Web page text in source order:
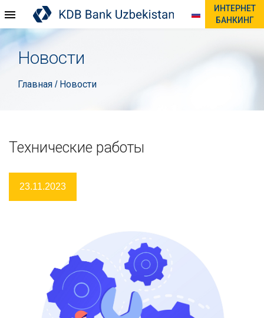
ИНТЕРНЕТ
БАНКИНГ
Новости
Главная / Новости
Технические работы
23.11.2023